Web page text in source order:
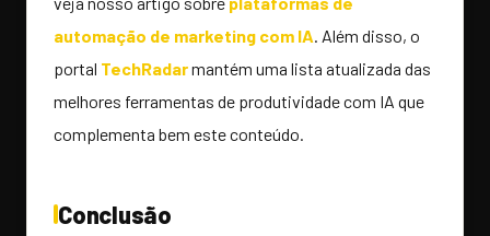
automação de marketing com IA. Além disso, o
portal TechRadarmantém uma lista atualizada das
melhores ferramentas de produtividade com IA que
complementa bem este conteúdo.
Conclusão